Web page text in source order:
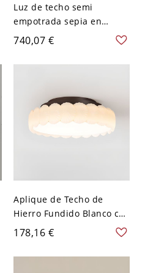
Luz de techo semi
empotrada sepia en
hierro fundido, control de
atenuación suave,
pantalla vítrea, forma
740,07 €
Aplique de Techo de
Hierro Fundido Blanco con
Flor, 1 Luz LED Estilo
Minimalista para
Dormitorio Principal,
178,16 €